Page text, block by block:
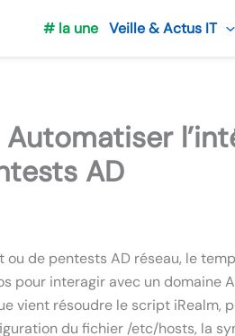
# la une Veille & Actus IT
Automatiser
AD
ou de pentests AD réseau, le
pour interagir avec un
vient résoudre le script iRealm,
du fichier /etc/hosts, la